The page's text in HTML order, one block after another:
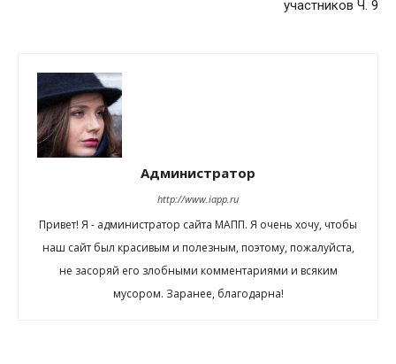
участников Ч. 9
Администратор
http://www.iapp.ru
Привет! Я - администратор сайта МАПП. Я очень хочу, чтобы
наш сайт был красивым и полезным, поэтому, пожалуйста,
не засоряй его злобными комментариями и всяким
мусором. Заранее, благодарна!